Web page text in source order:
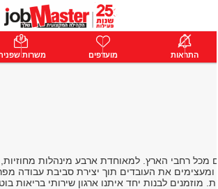
פרימיום התחבר התראות מועדפים משרות
ומעצימים את העובדים תוך יצירת סביבת
לבנות יחד איתנו ארגון שירותי בריאות